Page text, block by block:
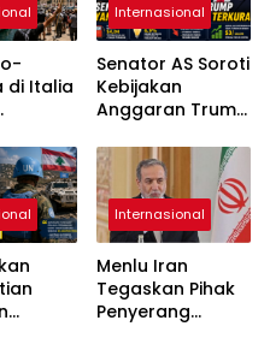
di Italia
Internasional
Senator AS Soroti
Kebijakan
Anggaran Trump
Lonjakan Biaya
Hidup
Internasional
Menlu Iran
Tegaskan Pihak
Penyerang